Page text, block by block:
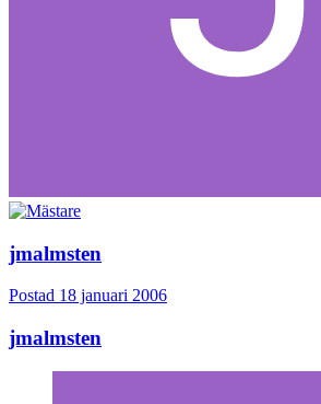
jmalmsten
Postad 18 januari 2006
jmalmsten